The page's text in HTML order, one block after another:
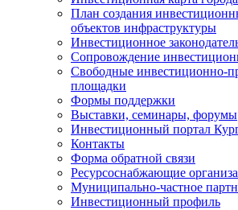
План создания
объектов инфраструктуры
Инвестиционное
Сопровождение
Свободные инвестиционно-
площадки
Формы поддержки
Выставки, семинары, форумы
Инвестиционный портал
Контакты
Форма обратной связи
Ресурсоснабжающие
Муниципально-частное
Инвестиционный профиль